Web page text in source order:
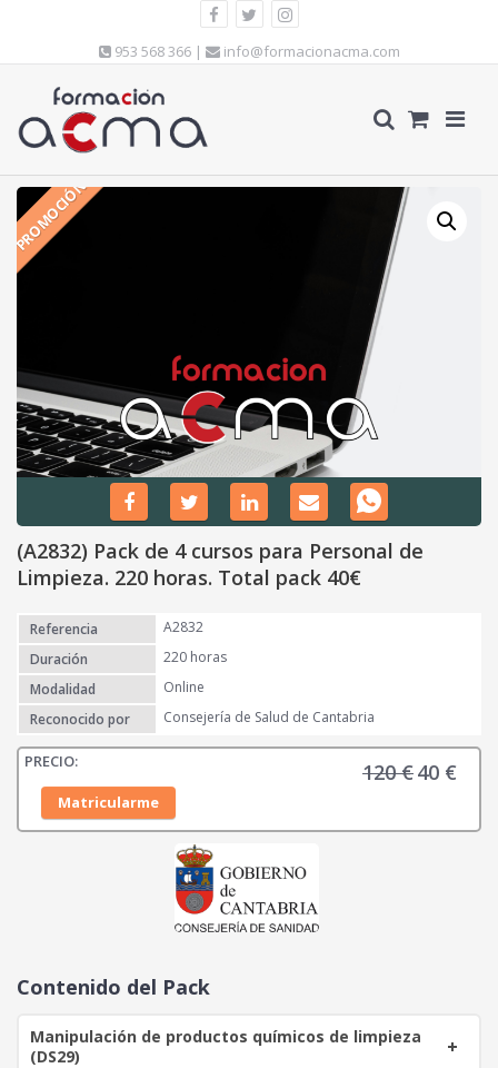
953 568 366 | info@formacionacma.com
PROMOCIÓN
(A2832) Pack de 4 cursos para Personal de
Limpieza. 220 horas. Total pack 40€
Referencia
A2832
Duración
220 horas
Modalidad
Online
Reconocido por
Consejería de Salud de Cantabria
120€ E
g
40 €
Matricularme
Contenido del Pack
Manipulación de productos químicos de limpieza
(DS29)